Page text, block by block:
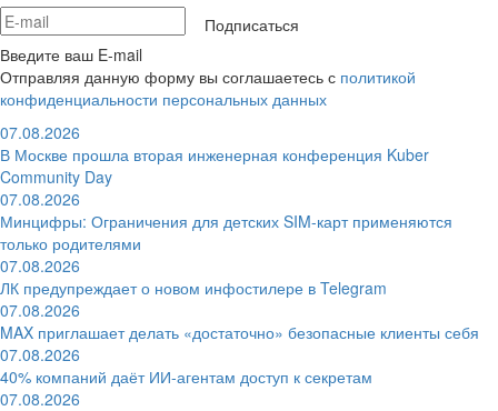
Подписаться
Введите ваш E-mail
Отправляя данную форму вы соглашаетесь с политикой
конфиденциальности персональных данных
07.08.2026
В Москве прошла вторая инженерная конференция Kuber
Community Day
07.08.2026
Минцифры: Ограничения для детских SIM-карт применяются
только родителями
07.08.2026
ЛК предупреждает о новом инфостилере в Telegram
07.08.2026
MAX приглашает делать «достаточно» безопасные клиенты себя
07.08.2026
40% компаний даёт ИИ‑агентам доступ к секретам
07.08.2026